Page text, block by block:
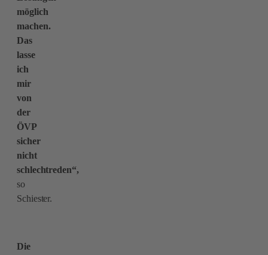
möglich
machen.
Das
lasse
ich
mir
von
der
ÖVP
sicher
nicht
schlechtreden“,
so
Schiester.
Die